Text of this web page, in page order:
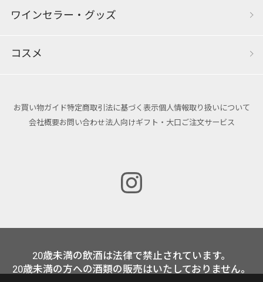
ワインセラー・グッズ
コスメ
お買い物ガイド特定商取引法に基づく表示個人情報取り扱いについて
会社概要お問い合わせ法人向けギフト・大口ご注文サービス
20歳未満の飲酒は法律で禁止されています。
20歳未満の方への酒類の販売はいたしておりません。